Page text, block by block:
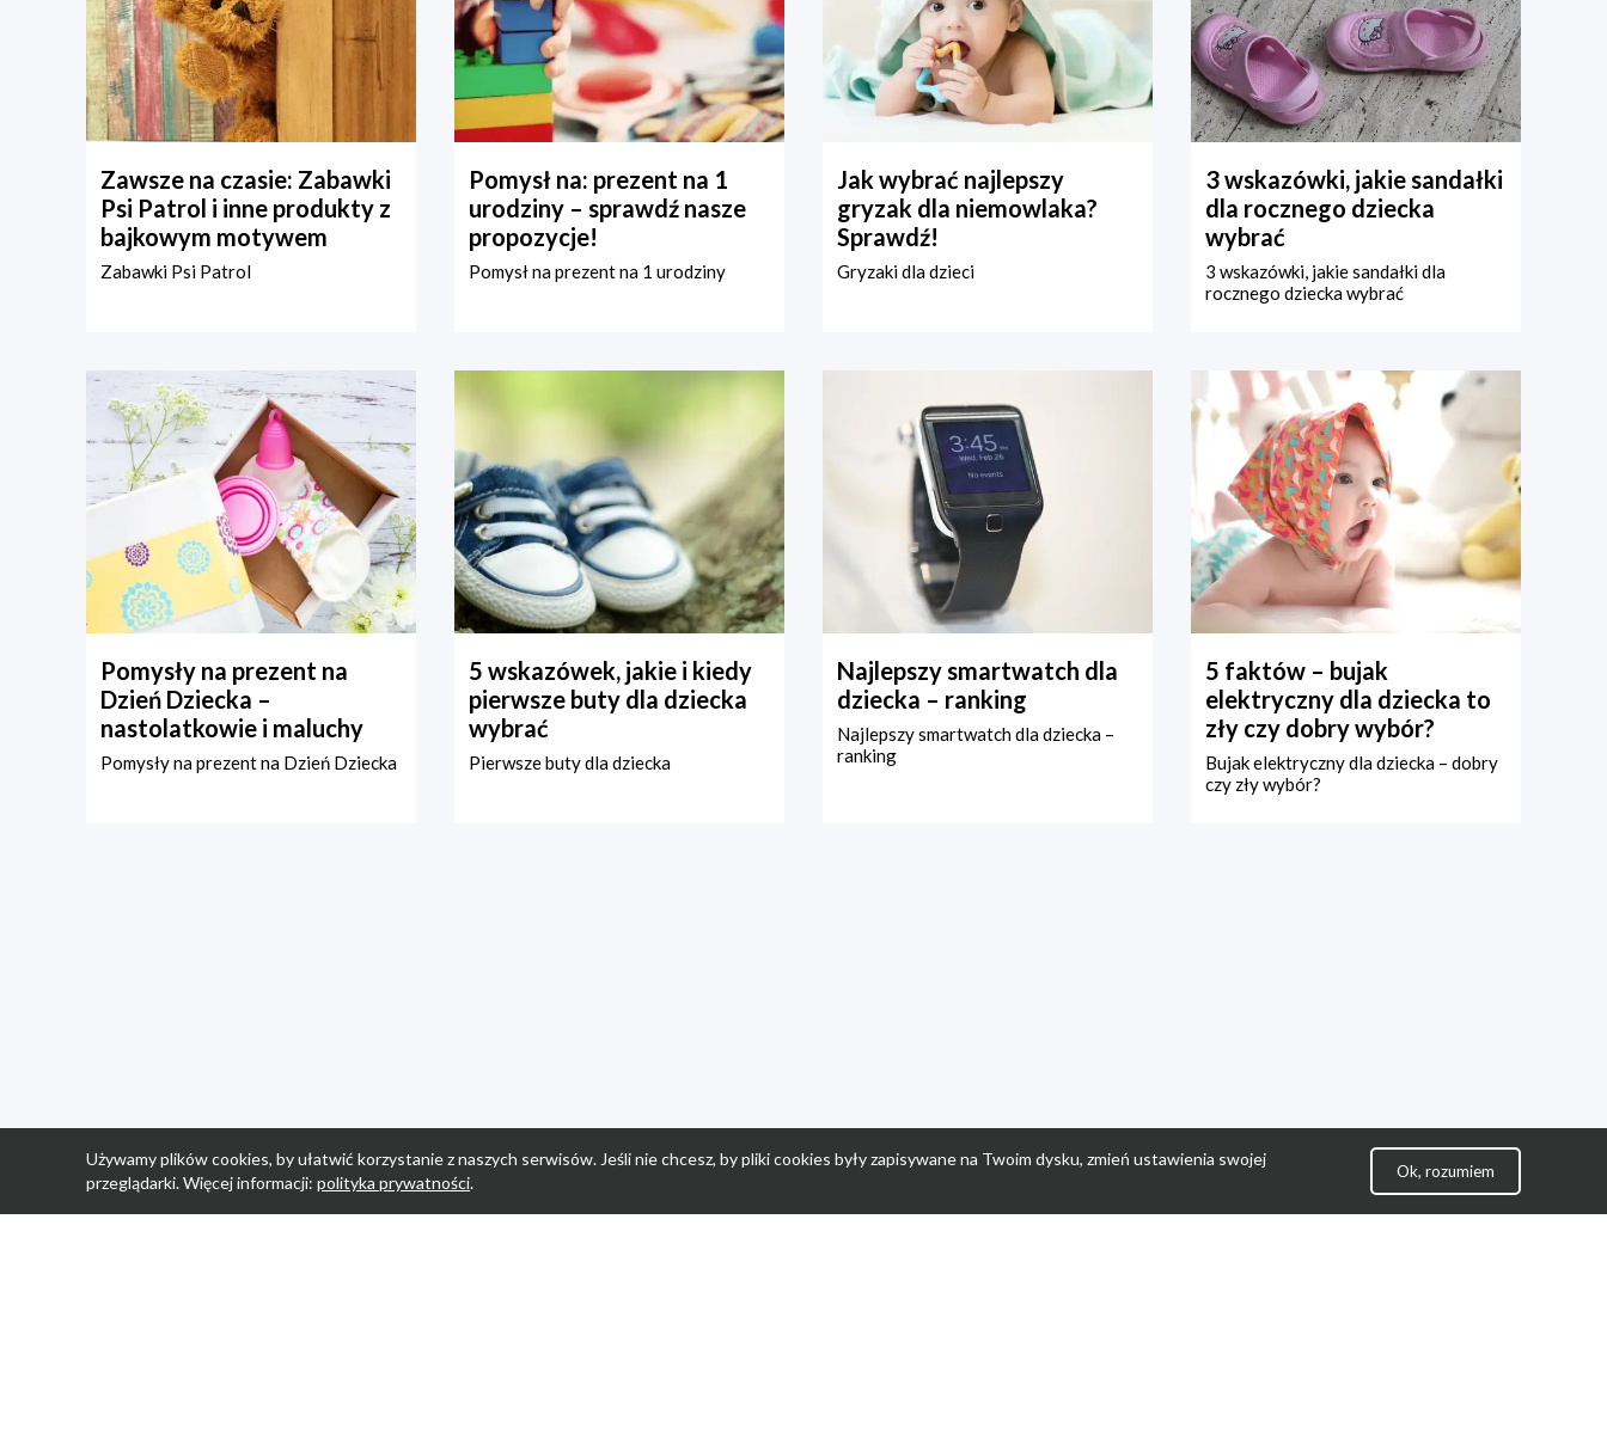
Zawsze na czasie: Zabawki
Psi Patrol i inne produkty z
bajkowym motywem
Zabawki Psi Patrol
Pomysł na: prezent na 1
urodziny – sprawdź nasze
propozycje!
Pomysł na prezent na 1 urodziny
Jak wybrać najlepszy
gryzak dla niemowlaka?
Sprawdź!
Gryzaki dla dzieci
3 wskazówki, jakie sandałki
dla rocznego dziecka
wybrać
3 wskazówki, jakie sandałki dla
rocznego dziecka wybrać
Pomysły na prezent na
Dzień Dziecka –
nastolatkowie i maluchy
Pomysły na prezent na Dzień Dziecka
5 wskazówek, jakie i kiedy
pierwsze buty dla dziecka
wybrać
Pierwsze buty dla dziecka
Najlepszy smartwatch dla
dziecka – ranking
Najlepszy smartwatch dla dziecka –
ranking
5 faktów – bujak
elektryczny dla dziecka to
zły czy dobry wybór?
Bujak elektryczny dla dziecka – dobry
czy zły wybór?
Używamy plików cookies, by ułatwić korzystanie z naszych serwisów. Jeśli nie chcesz, by pliki cookies były zapisywane na Twoim dysku, zmień ustawienia swojej
przeglądarki. Więcej informacji: polityka prywatności.
Ok, rozumiem